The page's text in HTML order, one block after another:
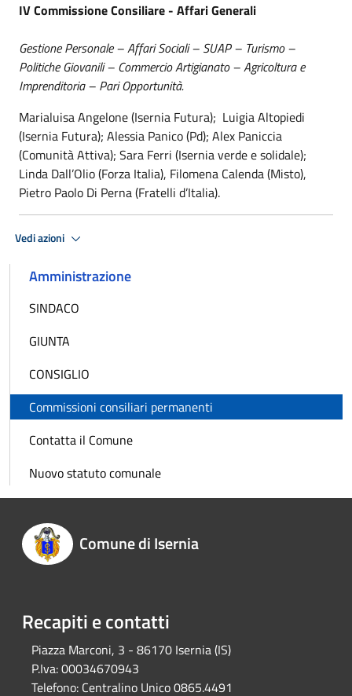
IV Commissione Consiliare - Affari Generali
Gestione Personale – Affari Sociali – SUAP – Turismo –
Politiche Giovanili – Commercio Artigianato – Agricoltura e
Imprenditoria – Pari Opportunità.
Marialuisa Angelone (Isernia Futura); Luigia Altopiedi
(Isernia Futura); Alessia Panico (Pd); Alex Paniccia
(Comunità Attiva); Sara Ferri (Isernia verde e solidale);
Linda Dall’Olio (Forza Italia), Filomena Calenda (Misto),
Pietro Paolo Di Perna (Fratelli d’Italia).
Vedi azioni
Amministrazione
SINDACO
GIUNTA
CONSIGLIO
Commissioni consiliari permanenti
Contatta il Comune
Nuovo statuto comunale
Comune di Isernia
Recapiti e contatti
Piazza Marconi, 3 - 86170 Isernia (IS)
P.Iva:00034670943
Telefono: Centralino Unico 0865.4491